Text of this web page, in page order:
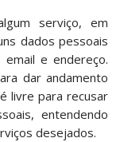
serviço, em
dados pessoais
email e endereço.
dar andamento
livre para recusar
entendendo
desejados.